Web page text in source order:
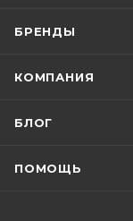
БРЕНДЫ
КОМПАНИЯ
БЛОГ
ПОМОЩЬ